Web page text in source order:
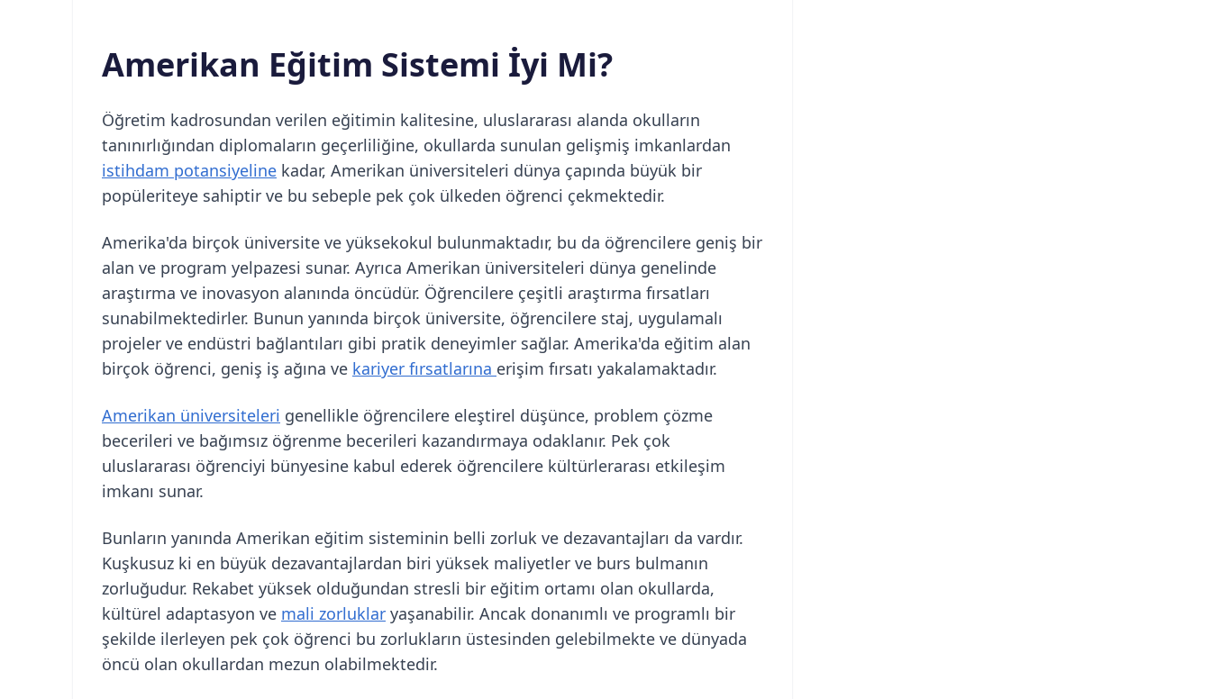
Amerikan Eğitim Sistemi İyi Mi?
Öğretim kadrosundan verilen eğitimin kalitesine, uluslararası alanda okulların
tanınırlığından diplomaların geçerliliğine, okullarda sunulan gelişmiş imkanlardan
istihdam potansiyeline kadar, Amerikan üniversiteleri dünya çapında büyük bir
popüleriteye sahiptir ve bu sebeple pek çok ülkeden öğrenci çekmektedir.
Amerika'da birçok üniversite ve yüksekokul bulunmaktadır, bu da öğrencilere geniş bir
alan ve program yelpazesi sunar. Ayrıca Amerikan üniversiteleri dünya genelinde
araştırma ve inovasyon alanında öncüdür. Öğrencilere çeşitli araştırma fırsatları
sunabilmektedirler. Bunun yanında birçok üniversite, öğrencilere staj, uygulamalı
projeler ve endüstri bağlantıları gibi pratik deneyimler sağlar. Amerika'da eğitim alan
birçok öğrenci, geniş iş ağına ve kariyer fırsatlarına erişim fırsatı yakalamaktadır.
Amerikan üniversiteleri genellikle öğrencilere eleştirel düşünce, problem çözme
becerileri ve bağımsız öğrenme becerileri kazandırmaya odaklanır. Pek çok
uluslararası öğrenciyi bünyesine kabul ederek öğrencilere kültürlerarası etkileşim
imkanı sunar.
Bunların yanında Amerikan eğitim sisteminin belli zorluk ve dezavantajları da vardır.
Kuşkusuz ki en büyük dezavantajlardan biri yüksek maliyetler ve burs bulmanın
zorluğudur. Rekabet yüksek olduğundan stresli bir eğitim ortamı olan okullarda,
kültürel adaptasyon ve mali zorluklar yaşanabilir. Ancak donanımlı ve programlı bir
şekilde ilerleyen pek çok öğrenci bu zorlukların üstesinden gelebilmekte ve dünyada
öncü olan okullardan mezun olabilmektedir.